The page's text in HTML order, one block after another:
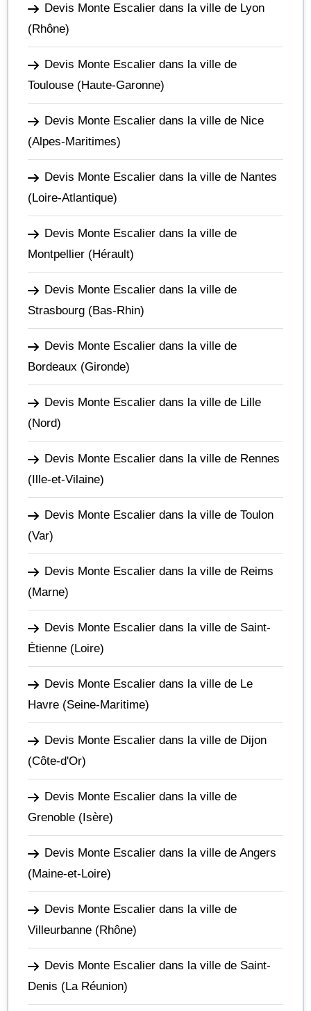
Devis Monte Escalier dans la ville de Lyon
(Rhône)
Devis Monte Escalier dans la ville de
Toulouse (Haute-Garonne)
Devis Monte Escalier dans la ville de Nice
(Alpes-Maritimes)
Devis Monte Escalier dans la ville de Nantes
(Loire-Atlantique)
Devis Monte Escalier dans la ville de
Montpellier (Hérault)
Devis Monte Escalier dans la ville de
Strasbourg (Bas-Rhin)
Devis Monte Escalier dans la ville de
Bordeaux (Gironde)
Devis Monte Escalier dans la ville de Lille
(Nord)
Devis Monte Escalier dans la ville de Rennes
(Ille-et-Vilaine)
Devis Monte Escalier dans la ville de Toulon
(Var)
Devis Monte Escalier dans la ville de Reims
(Marne)
Devis Monte Escalier dans la ville de Saint-
Étienne (Loire)
Devis Monte Escalier dans la ville de Le
Havre (Seine-Maritime)
Devis Monte Escalier dans la ville de Dijon
(Côte-d'Or)
Devis Monte Escalier dans la ville de
Grenoble (Isère)
Devis Monte Escalier dans la ville de Angers
(Maine-et-Loire)
Devis Monte Escalier dans la ville de
Villeurbanne (Rhône)
Devis Monte Escalier dans la ville de Saint-
Denis (La Réunion)